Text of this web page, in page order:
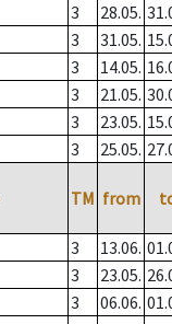
3 28.05.
3 31.05.
3 14.05.
3 21.05.
3 23.05.
3 25.05.
TM from
3 13.06.
3 23.05.
3 06.06.